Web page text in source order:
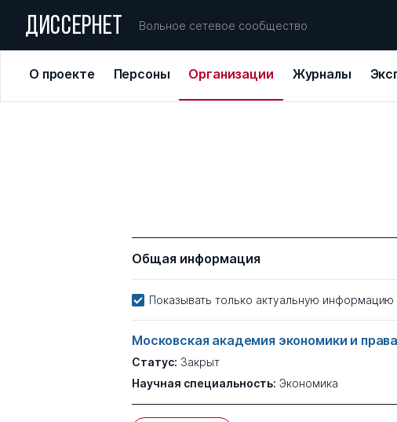
ДИССЕРНЕТ Вольное сетевое сообщество
О проекте Персоны Организации Журналы
Общая информация
Показывать только актуальную информацию
Московская академия экономики и права
Статус: Закрыт
Научная специальность: Экономика